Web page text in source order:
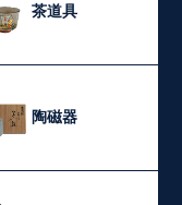
茶道具
陶磁器